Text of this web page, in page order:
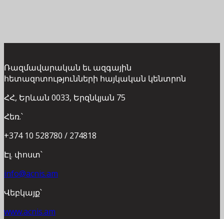
Ռազմավարական եւ ազգային
հետազոտությունների հայկական կենտրոն
ՀՀ, Երևան 0033, Երզնկյան 75
Հեռ.՝
+374 10 528780 / 274818
Էլ. փոստ՝
info@acnis.am
Վեբկայք՝
www.acnis.am